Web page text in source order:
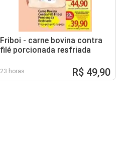
Friboi - carne bovina contra
filé porcionada resfriada
23 horas R$ 49,90